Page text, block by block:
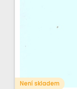
Není skladem